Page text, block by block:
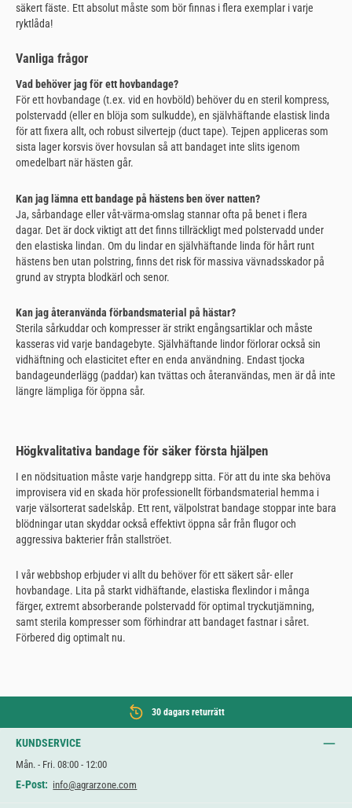
säkert fäste. Ett absolut måste som bör finnas i flera exemplar i varje
ryktlåda!
Vanliga frågor
Vad behöver jag för ett hovbandage?
För ett hovbandage (t.ex. vid en hovböld) behöver du en steril kompress,
polstervadd (eller en blöja som sulkudde), en självhäftande elastisk linda
för att fixera allt, och robust silvertejp (duct tape). Tejpen appliceras som
sista lager korsvis över hovsulan så att bandaget inte slits igenom
omedelbart när hästen går.
Kan jag lämna ett bandage på hästens ben över natten?
Ja, sårbandage eller våt-värma-omslag stannar ofta på benet i flera
dagar. Det är dock viktigt att det finns tillräckligt med polstervadd under
den elastiska lindan. Om du lindar en självhäftande linda för hårt runt
hästens ben utan polstring, finns det risk för massiva vävnadsskador på
grund av strypta blodkärl och senor.
Kan jag återanvända förbandsmaterial på hästar?
Sterila sårkuddar och kompresser är strikt engångsartiklar och måste
kasseras vid varje bandagebyte. Självhäftande lindor förlorar också sin
vidhäftning och elasticitet efter en enda användning. Endast tjocka
bandageunderlägg (paddar) kan tvättas och återanvändas, men är då inte
längre lämpliga för öppna sår.
Högkvalitativa bandage för säker första hjälpen
I en nödsituation måste varje handgrepp sitta. För att du inte ska behöva
improvisera vid en skada hör professionellt förbandsmaterial hemma i
varje välsorterat sadelskåp. Ett rent, välpolstrat bandage stoppar inte bara
blödningar utan skyddar också effektivt öppna sår från flugor och
aggressiva bakterier från stallströet.
I vår webbshop erbjuder vi allt du behöver för ett säkert sår- eller
hovbandage. Lita på starkt vidhäftande, elastiska flexlindor i många
färger, extremt absorberande polstervadd för optimal tryckutjämning,
samt sterila kompresser som förhindrar att bandaget fastnar i såret.
Förbered dig optimalt nu.
30 dagars returrätt
KUNDSERVICE
Mån. - Fri. 08:00 - 12:00
E-Post: info@agrarzone.com